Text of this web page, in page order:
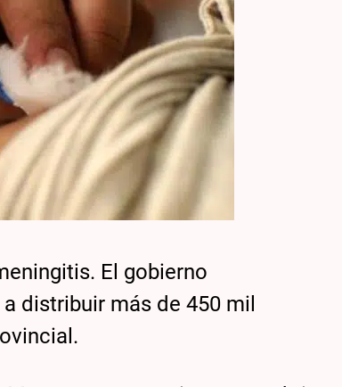
El gobierno
distribuir más de 450 mil